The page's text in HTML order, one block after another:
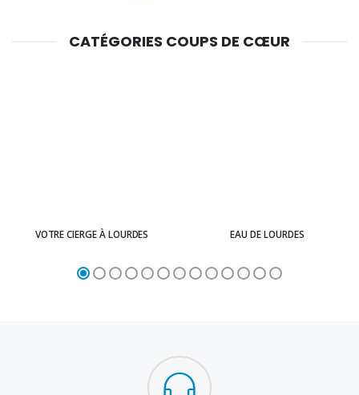
CATÉGORIES COUPS DE CŒUR
VOTRE CIERGE À LOURDES EAU DE LOURDES